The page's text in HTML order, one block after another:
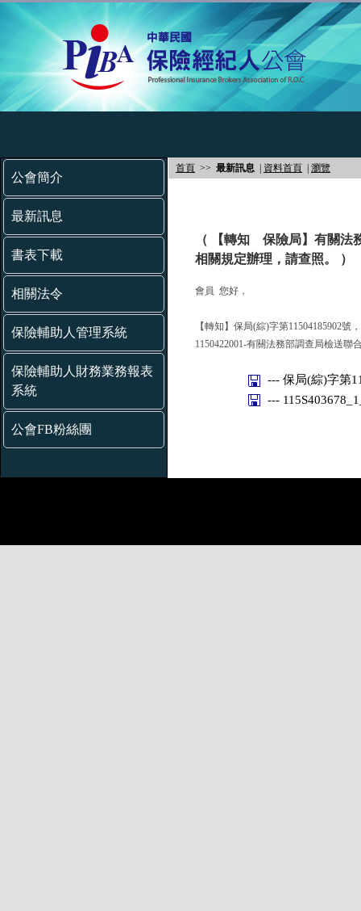
公會簡介
最新訊息
書表下載
相關法令
保險輔助人管理系統
保險輔助人財務業務報表
系統
公會FB粉絲團
首頁 >> 最新訊息 資料首頁 瀏覽
（ 【轉知 保險局】有關法
相關規定辦理，請查照。 ）
會員 您好，
【轉知】保局(綜)字第11504185902號
1150422001-有關法務部調查局檢送
--- 保局(綜)字第
---